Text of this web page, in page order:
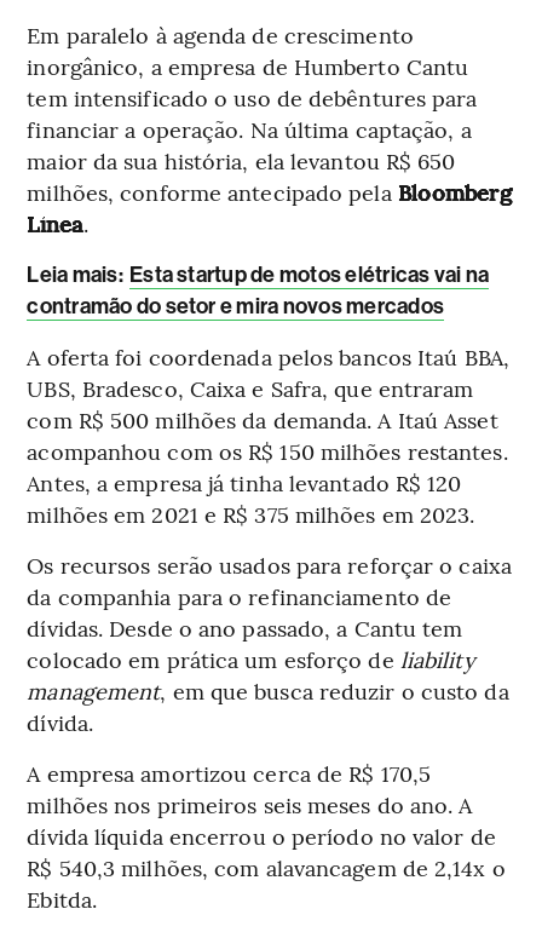
Em paralelo à agenda de crescimento
inorgânico, a empresa de Humberto Cantu
tem intensificado o uso de debêntures para
financiar a operação. Na última captação, a
maior da sua história, ela levantou R$ 650
milhões, conforme antecipado pela Bloomberg
Línea.
Leia mais: Esta startup de motos elétricas vai na
contramão do setor e mira novos mercados
A oferta foi coordenada pelos bancos Itaú BBA,
UBS, Bradesco, Caixa e Safra, que entraram
com R$ 500 milhões da demanda. A Itaú Asset
acompanhou com os R$ 150 milhões restantes.
Antes, a empresa já tinha levantado R$ 120
milhões em 2021 e R$ 375 milhões em 2023.
Os recursos serão usados para reforçar o caixa
da companhia para o refinanciamento de
dívidas. Desde o ano passado, a Cantu tem
colocado em prática um esforço de liability
management, em que busca reduzir o custo da
dívida.
A empresa amortizou cerca de R$ 170,5
milhões nos primeiros seis meses do ano. A
dívida líquida encerrou o período no valor de
R$ 540,3 milhões, com alavancagem de 2,14x o
Ebitda.